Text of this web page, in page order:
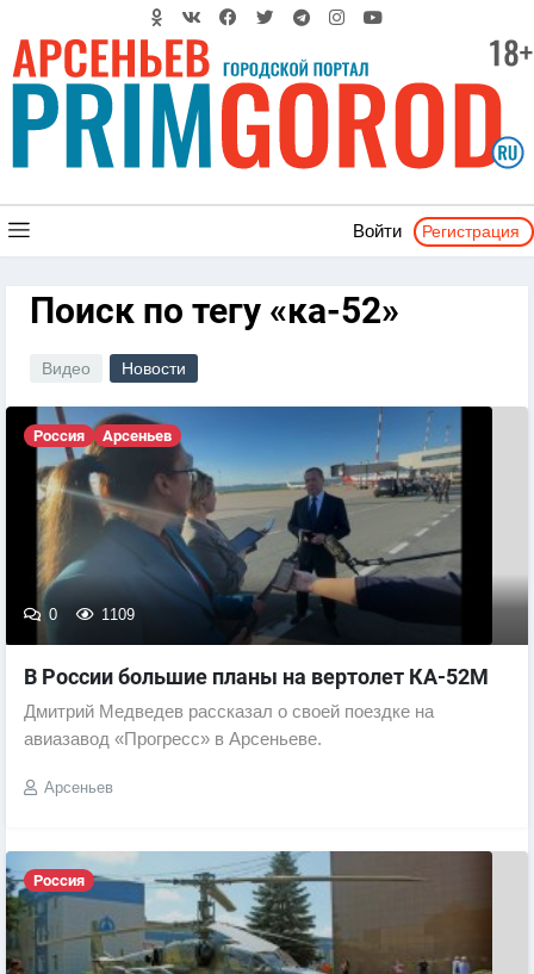
Войти Регистрация
Поиск по тегу «ка-52»
Видео Новости
Россия Арсеньев
0 1109
В России большие планы на вертолет КА-52М
Дмитрий Медведев рассказал о своей поездке на
авиазавод «Прогресс» в Арсеньеве.
Арсеньев
Россия